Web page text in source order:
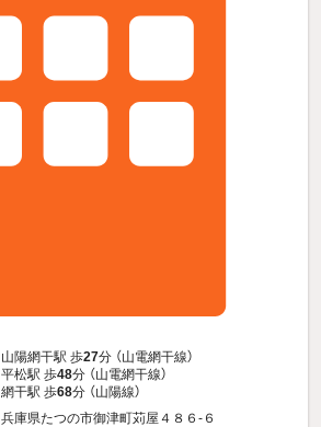
山陽網干駅 歩27分 （山電網干線）
平松駅 歩48分 （山電網干線）
網干駅 歩68分 （山陽線）
兵庫県たつの市御津町苅屋４８６-６